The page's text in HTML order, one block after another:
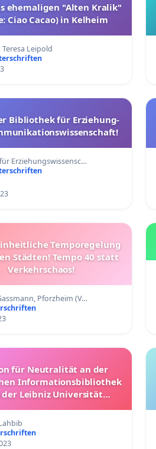
ehemaligen "Alten Kralik"
Ciao Cacao) in Kelheim
Teresa Leipold
Bibliothek für Erziehung-
Erziehungswissensc…
Temporegelung
Städten! Tempo 40 statt
Verkehrschaos!
Pforzheim (V…
für Neutralität an der
Informationsbibliothek
der Leibniz Universität